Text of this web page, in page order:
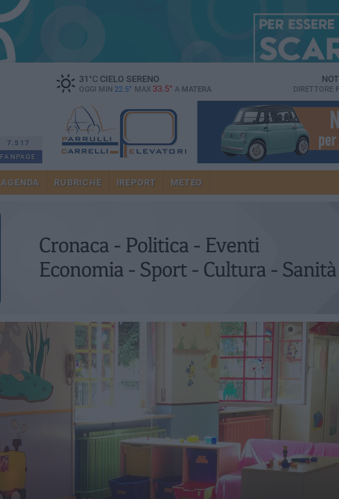
7.517
FANPAGE
31 °CCIELO SERENO
OGGI MIN 22.5° MAX 33.5° A MATERA DIRETTORE
AGENDA RUBRICHE IREPORT METEO